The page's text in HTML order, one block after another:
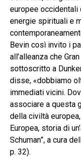
europee occidentali
energie spirituali e
Bevin così invito i
all’alleanza che
sottoscritto a
disse, «dobbiamo
immediati vicini.
associare a questa
della civiltà
Europea, storia di
Schuman”, a cura
p. 32).